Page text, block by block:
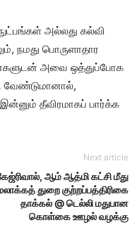
அல்லது கல்வி
நமது பொருளாதார
அவை ஒத்துப்போக
வேண்டுமானால்,
தீவிரமாகப் பார்க்க
Next article
ஆம் ஆத்மி கட்சி மீது
துறை குற்றப்பத்திரிகை
தாக்கல் @ டெல்லி மதுபான
கொள்கை ஊழல் வழக்கு